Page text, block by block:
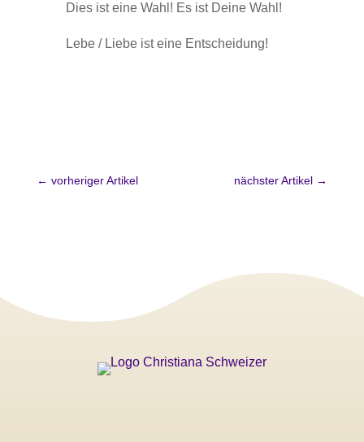
Dies ist eine Wahl! Es ist Deine Wahl!
Lebe / Liebe ist eine Entscheidung!
← vorheriger Artikel nächster Artikel →